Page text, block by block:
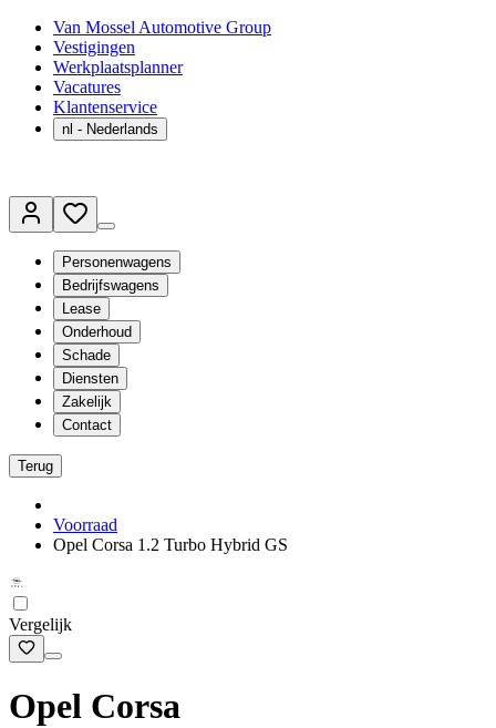
Van Mossel Automotive Group
Vestigingen
Werkplaatsplanner
Vacatures
Klantenservice
nl - Nederlands
Personenwagens
Bedrijfswagens
Lease
Onderhoud
Schade
Diensten
Zakelijk
Contact
Terug
Voorraad
Opel Corsa 1.2 Turbo Hybrid GS
Vergelijk
Opel Corsa